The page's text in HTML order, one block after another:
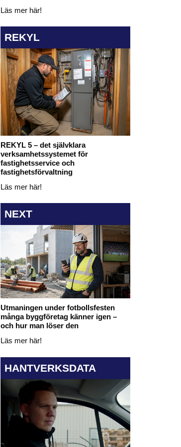
Läs mer här!
REKYL
REKYL 5 – det självklara
verksamhetssystemet för
fastighetsservice och
fastighetsförvaltning
Läs mer här!
NEXT
Utmaningen under fotbollsfesten
många byggföretag känner igen –
och hur man löser den
Läs mer här!
HANTVERKSDATA